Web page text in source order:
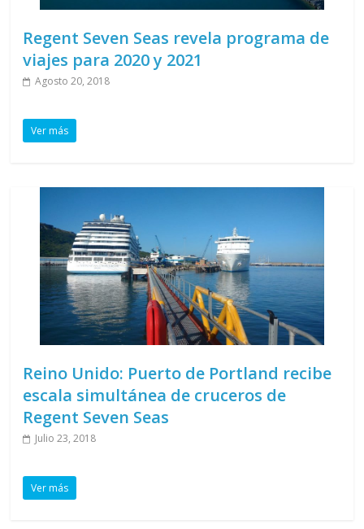
Regent Seven Seas revela programa de
viajes para 2020 y 2021
Agosto 20, 2018
Ver más
Reino Unido: Puerto de Portland recibe
escala simultánea de cruceros de
Regent Seven Seas
Julio 23, 2018
Ver más